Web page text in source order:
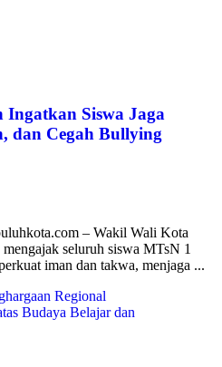
Siswa Jaga
dan Cegah Bullying
– Wakil Wali Kota
seluruh siswa MTsN 1
iman dan takwa, menjaga ...